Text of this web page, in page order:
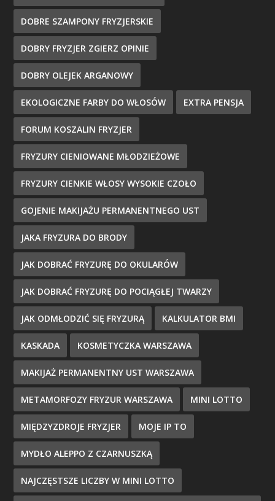
DOBRE SZAMPONY FRYZJERSKIE
DOBRY FRYZJER ZGIERZ OPINIE
DOBRY OLEJEK ARGANOWY
EKOLOGICZNE FARBY DO WŁOSÓW EXTRA PENSJA
FORUM KOSZALIN FRYZJER
FRYZURY CIENIOWANE MŁODZIEŻOWE
FRYZURY CIENKIE WŁOSY WYSOKIE CZOŁO
GOJENIE MAKIJAŻU PERMANENTNEGO UST
JAKA FRYZURA DO BRODY
JAK DOBRAĆ FRYZURĘ DO OKULARÓW
JAK DOBRAĆ FRYZURĘ DO POCIĄGŁEJ TWARZY
JAK ODMŁODZIĆ SIĘ FRYZURĄ KALKULATOR BMI
KASKADA KOSMETYCZKA WARSZAWA
MAKIJAŻ PERMANENTNY UST WARSZAWA
METAMORFOZY FRYZUR WARSZAWA MINI LOTTO
MIĘDZYZDROJE FRYZJER MOJE IP TO
MYDŁO ALEPPO Z CZARNUSZKĄ
NAJCZĘSTSZE LICZBY W MINI LOTTO